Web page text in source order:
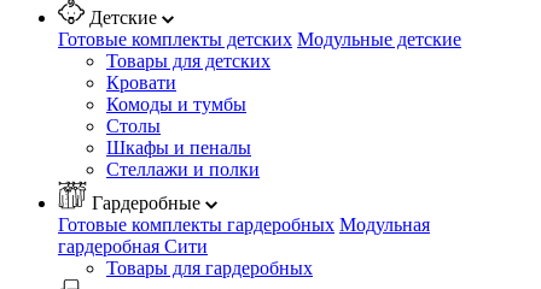
Детские
Готовые комплекты детских Модульные детские
Товары для детских
Кровати
Комоды и тумбы
Столы
Шкафы и пеналы
Стеллажи и полки
Гардеробные
Готовые комплекты гардеробных Модульная
гардеробная Сити
Товары для гардеробных